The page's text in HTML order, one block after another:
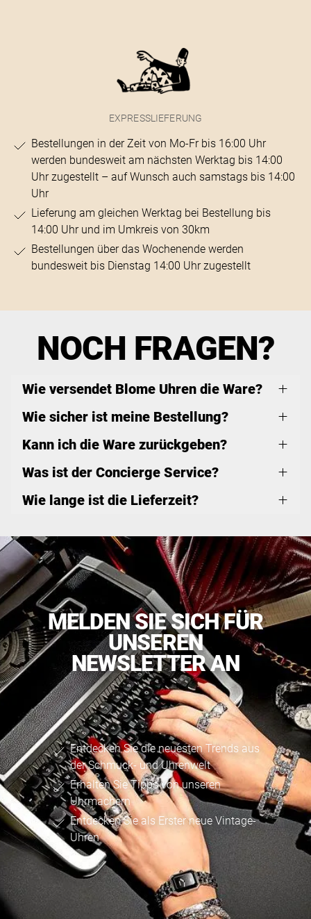
EXPRESSLIEFERUNG
Bestellungen in der Zeit von Mo-Fr bis 16:00 Uhr
werden bundesweit am nächsten Werktag bis 14:00
Uhr zugestellt – auf Wunsch auch samstags bis 14:00
Uhr
Lieferung am gleichen Werktag bei Bestellung bis
14:00 Uhr und im Umkreis von 30km
Bestellungen über das Wochenende werden
bundesweit bis Dienstag 14:00 Uhr zugestellt
NOCH FRAGEN?
Wie versendet Blome Uhren die Ware?
Wie sicher ist meine Bestellung?
Kann ich die Ware zurückgeben?
Was ist der Concierge Service?
Wie lange ist die Lieferzeit?
MELDEN SIE SICH FÜR
UNSEREN
NEWSLETTER AN
Entdecken Sie die neuesten Trends aus
der Schmuck- und Uhrenwelt
Erhalten Sie Tipps von unseren
Uhrmachern
Entdecken Sie als Erster neue Vintage-
Uhren